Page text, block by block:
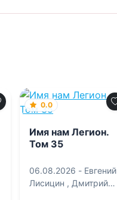
0.0
Имя нам Легион.
Том 35
06.08.2026 - Евгений
Лисицин , Дмитрий